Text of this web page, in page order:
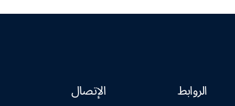
الروابط الإتصال